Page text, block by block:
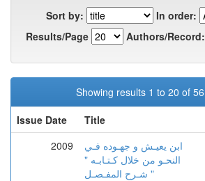
Sort by:
In order:
Results/Page
Authors/Record:
Showing results 1 to 20 of 56
Issue Date
Title
2009
ابن يعيـش و جهـوده فـي
النحـو من خلال كـتـابـه "
شـرح المفـصـل "